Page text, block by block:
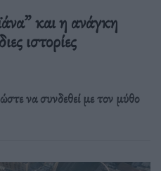
και η ανάγκη
ιστορίες
να συνδεθεί με τον μύθο